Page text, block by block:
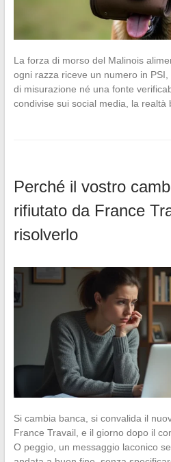
La forza di morso del Malinois
ogni razza riceve un numero in
di misurazione né una fonte
condivise sui social media, la realtà
Perché il vostro
rifiutato da France
risolverlo
Si cambia banca, si convalida il
France Travail, e il giorno dopo il
O peggio, un messaggio laconico